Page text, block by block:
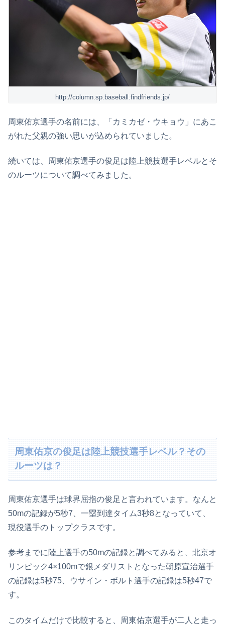
http://column.sp.baseball.findfriends.jp/
周東佑京選手の名前には、「カミカゼ・ウキョウ」にあこ
がれた父親の強い思いが込められていました。
続いては、周東佑京選手の俊足は陸上競技選手レベルとそ
のルーツについて調べてみました。
周東佑京の俊足は陸上競技選手レベル？その
ルーツは？
周東佑京選手は球界屈指の俊足と言われています。なんと
50mの記録が5秒7、一塁到達タイム3秒8となっていて、
現役選手のトップクラスです。
参考までに陸上選手の50mの記録と調べてみると、北京オ
リンピック4×100mで銀メダリストとなった朝原宣治選手
の記録は5秒75、ウサイン・ボルト選手の記録は5秒47で
す。
このタイムだけで比較すると、周東佑京選手が二人と走っ